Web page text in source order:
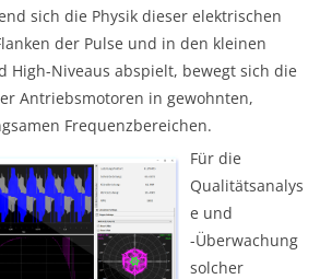
sich die Physik dieser elektrischen
der Pulse und in den kleinen
High-Niveaus abspielt, bewegt sich die
Antriebsmotoren in gewohnten,
Frequenzbereichen.
Für die
Qualitätsanalys
e und
-Überwachung
solcher